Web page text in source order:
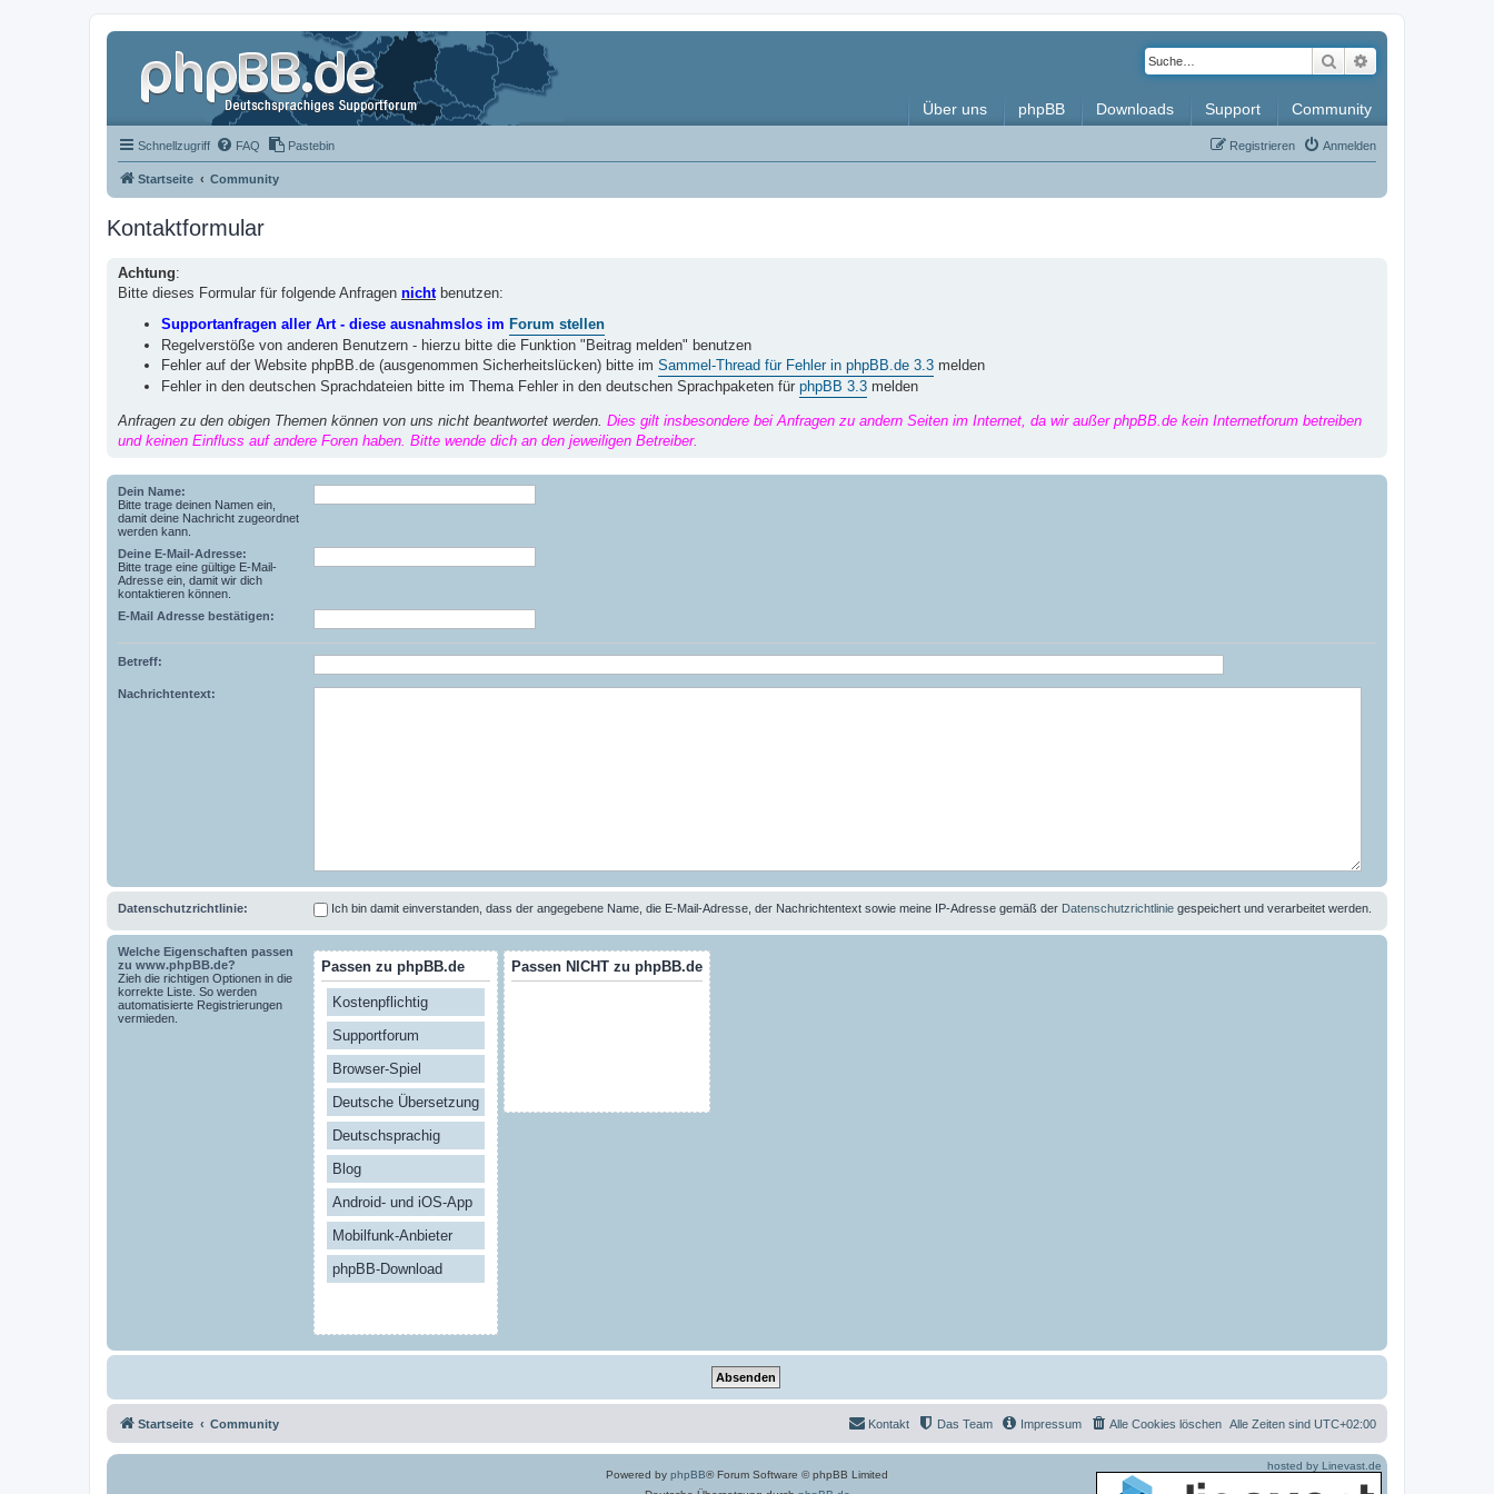
Suche
Über uns phpBB Downloads Support Community
Schnellzugriff FAQ Pastebin Anmelden
Registrieren
Startseite Community
Kontaktformular
Achtung:
Bitte dieses Formular für folgende Anfragen nichtbenutzen:
Supportanfragen aller Art - diese ausnahmslos im Forum stellen
Regelverstöße von anderen Benutzern - hierzu bitte die Funktion "Beitrag melden" benutzen
Fehler auf der Website phpBB.de (ausgenommen Sicherheitslücken) bitte im Sammel-Thread für Fehler in phpBB.de 3.3 melden
Fehler in den deutschen Sprachdateien bitte im Thema Fehler in den deutschen Sprachpaketen für phpBB 3.3 melden
Anfragen zu den obigen Themen können von uns nicht beantwortet werden. Dies gilt insbesondere bei Anfragen zu andern Seiten im Internet, da wir außer phpBB.de kein Internetforum betreiben
und keinen Einfluss auf andere Foren haben. Bitte wende dich an den jeweiligen Betreiber.
Dein Name:
Bitte trage deinen Namen ein,
damit deine Nachricht zugeordnet
werden kann.
Deine E-Mail-Adresse:
Bitte trage eine gültige E-Mail-
Adresse ein, damit wir dich
kontaktieren können.
E-Mail Adresse bestätigen:
Betreff:
Nachrichtentext:
Datenschutzrichtlinie: Ich bin damit einverstanden, dass der angegebene Name, die E-Mail-Adresse, der Nachrichtentext sowie meine IP-Adresse gemäß der Datenschutzrichtlinie gespeichert und verarbeitet werden.
Welche Eigenschaften passen
zu www.phpBB.de?
Zieh die richtigen Optionen in die
korrekte Liste. So werden
automatisierte Registrierungen
vermieden.
Passen zu phpBB.de
Kostenpflichtig
Supportforum
Browser-Spiel
Deutsche Übersetzung
Deutschsprachig
Blog
Android- und iOS-App
Mobilfunk-Anbieter
phpBB-Download
Passen NICHT zu phpBB.de
Startseite Community Alle Zeiten sind UTC+02:00
Alle Cookies löschen
Impressum
Das Team
Kontakt
Powered by phpBB® Forum Software © phpBB Limited
hosted by Linevast.de